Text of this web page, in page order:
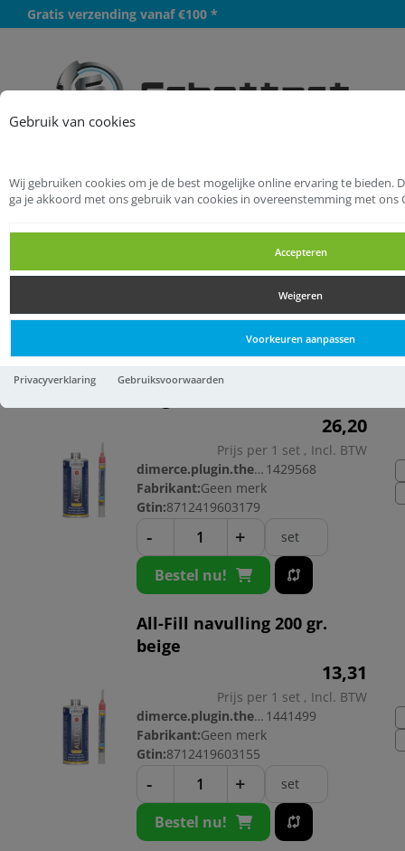
Gebruik van cookies
Wij gebruiken cookies om je de best mogelijke online ervaring te bieden.
ga je akkoord met ons gebruik van cookies in overeenstemming met ons
Accepteren
Weigeren
Voorkeuren aanpassen
Privacyverklaring Gebruiksvoorwaarden
Gratis verzending vanaf €100 *
Startpagina
Chemie
Reparatiemiddelen
Reparatiecompound
Reparatiecompound
Reparatiecompound
All-Fill compleet 200 gr.
26,20
Prijs per 1 set , Incl. BTW
dimerce.plugin.theme.productnr: 1429568
Fabrikant:Geen merk
Gtin:8712419603179
- + set
Bestel nu!
All-Fill navulling 200 gr.
beige
13,31
Prijs per 1 set , Incl. BTW
dimerce.plugin.theme.productnr: 1441499
Fabrikant:Geen merk
Gtin:8712419603155
- + set
Bestel nu!